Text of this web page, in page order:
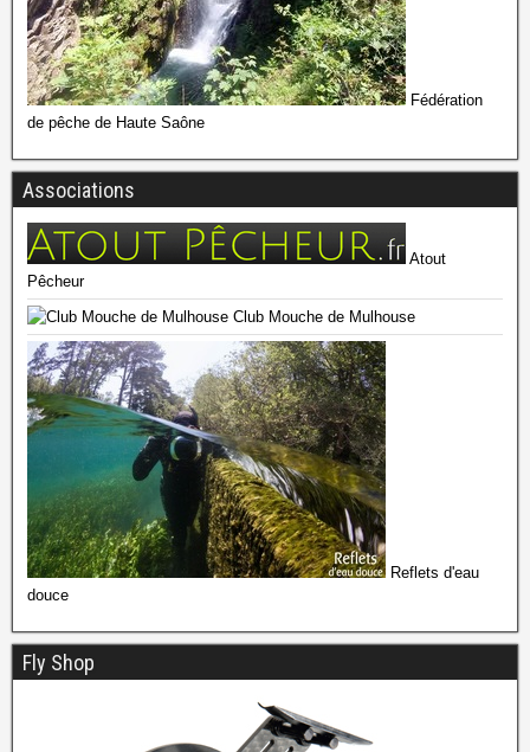
Fédération
de pêche de Haute Saône
Associations
Atout
Pêcheur
Club Mouche de Mulhouse
Reflets d'eau
douce
Fly Shop